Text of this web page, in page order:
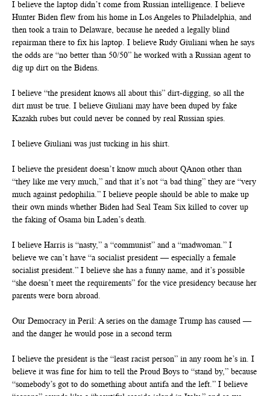
I believe the laptop didn’t come from Russian intelligence. I believe
Hunter Biden flew from his home in Los Angeles to Philadelphia, and
then took a train to Delaware, because he needed a legally blind
repairman there to fix his laptop. I believe Rudy Giuliani when he says
the odds are “no better than 50/50” he worked with a Russian agent to
dig up dirt on the Bidens.
I believe “the president knows all about this” dirt-digging, so all the
dirt must be true. I believe Giuliani may have been duped by fake
Kazakh rubes but could never be conned by real Russian spies.
I believe Giuliani was just tucking in his shirt.
I believe the president doesn’t know much about QAnon other than
“they like me very much,” and that it’s not “a bad thing” they are “very
much against pedophilia.” I believe people should be able to make up
their own minds whether Biden had Seal Team Six killed to cover up
the faking of Osama bin Laden’s death.
I believe Harris is “nasty,” a “communist” and a “madwoman.” I
believe we can’t have “a socialist president — especially a female
socialist president.” I believe she has a funny name, and it’s possible
“she doesn’t meet the requirements” for the vice presidency because her
parents were born abroad.
Our Democracy in Peril: A series on the damage Trump has caused —
and the danger he would pose in a second term
I believe the president is the “least racist person” in any room he’s in. I
believe it was fine for him to tell the Proud Boys to “stand by,” because
“somebody’s got to do something about antifa and the left.” I believe